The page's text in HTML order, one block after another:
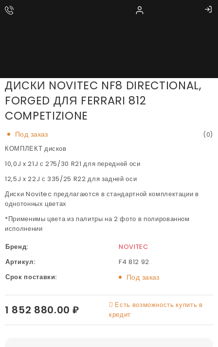
ДИСКИ NOVITEC NF8 DIRECTIONAL,
FORGED ДЛЯ FERRARI 812
COMPETIZIONE
Под заказ (0)
КОМПЛЕКТ дисков
10,0J x 21J с 275/30 R21 для передней оси
12,5J x 22J с 335/25 R22 для задней оси
Диски Novitec предлагаются в стандартной комплектации в
однотонных цветах
*Применимы цвета из палитры на 2 фото в полированном
исполнении
Бренд:
NOVITEC
Артикул:
F4 812 92
Срок поставки:
Под заказ
1 852 880.00 ₽
Есть возможность купить в
кредит